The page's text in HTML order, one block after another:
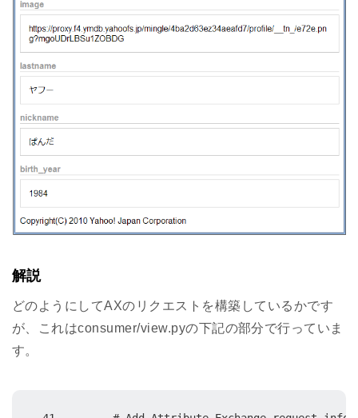
解説
どのようにしてAXのリクエストを構築しているかです
が、これはconsumer/view.pyの下記の部分で行っていま
す。